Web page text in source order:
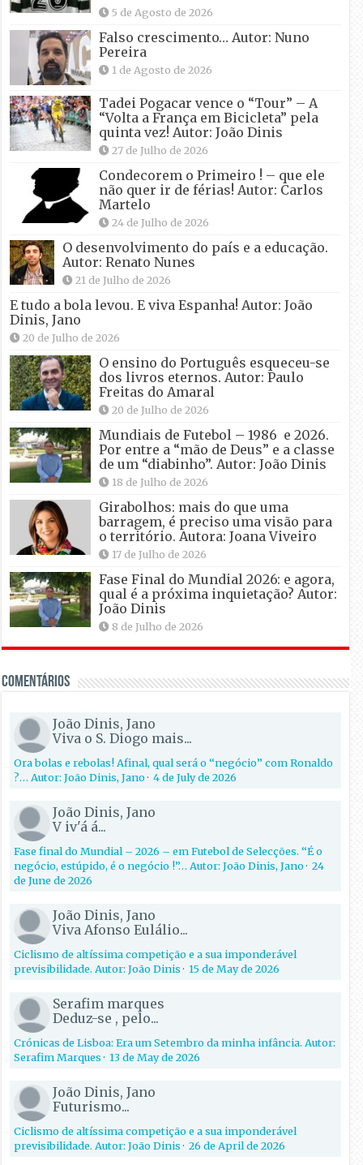
5 de Agosto de 2026
Falso crescimento… Autor: Nuno
Pereira
1 de Agosto de 2026
Tadei Pogacar vence o “Tour” – A
“Volta a França em Bicicleta” pela
quinta vez! Autor: João Dinis
27 de Julho de 2026
Condecorem o Primeiro ! – que ele
não quer ir de férias! Autor: Carlos
Martelo
24 de Julho de 2026
O desenvolvimento do país e a educação.
Autor: Renato Nunes
21 de Julho de 2026
E tudo a bola levou. E viva Espanha! Autor: João
Dinis, Jano
20 de Julho de 2026
O ensino do Português esqueceu-se
dos livros eternos. Autor: Paulo
Freitas do Amaral
20 de Julho de 2026
Mundiais de Futebol – 1986 e 2026.
Por entre a “mão de Deus” e a classe
de um “diabinho”. Autor: João Dinis
18 de Julho de 2026
Girabolhos: mais do que uma
barragem, é preciso uma visão para
o território. Autora: Joana Viveiro
17 de Julho de 2026
Fase Final do Mundial 2026: e agora,
qual é a próxima inquietação? Autor:
João Dinis
8 de Julho de 2026
Comentários
João Dinis, Jano
Viva o S. Diogo mais...
Ora bolas e rebolas! Afinal, qual será o “negócio” com Ronaldo
?… Autor: João Dinis, Jano·4 de July de 2026
João Dinis, Jano
V iv'á á...
Fase final do Mundial – 2026 – em Futebol de Selecções. “É o
negócio, estúpido, é o negócio !”… Autor: João Dinis, Jano·24
de June de 2026
João Dinis, Jano
Viva Afonso Eulálio...
Ciclismo de altíssima competição e a sua imponderável
previsibilidade. Autor: João Dinis·15 de May de 2026
Serafim marques
Deduz-se , pelo...
Crónicas de Lisboa: Era um Setembro da minha infância. Autor:
Serafim Marques·13 de May de 2026
João Dinis, Jano
Futurismo...
Ciclismo de altíssima competição e a sua imponderável
previsibilidade. Autor: João Dinis·26 de April de 2026